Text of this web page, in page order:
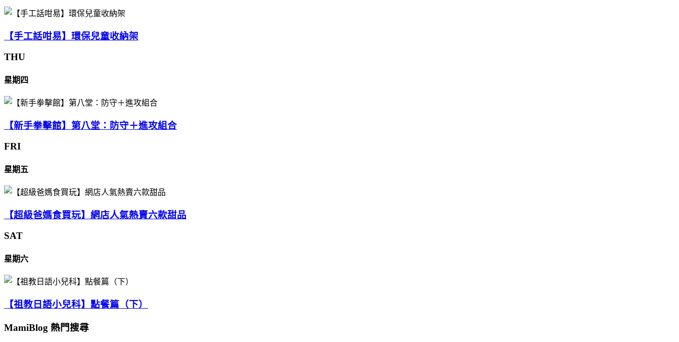
【手工話咁易】環保兒童收納架
THU
星期四
【新手拳擊館】第八堂：防守＋進攻組合
FRI
星期五
【超級爸媽食買玩】網店人氣熱賣六款甜品
SAT
星期六
【祖教日語小兒科】點餐篇（下）
MamiBlog 熱門搜尋